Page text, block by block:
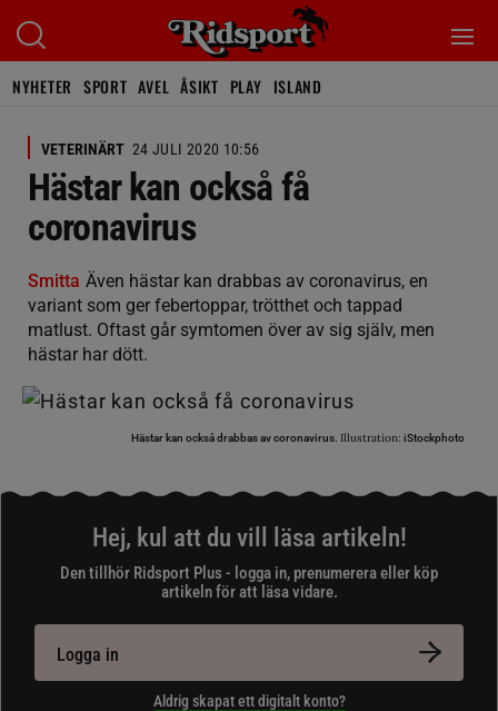
NYHETER SPORT AVEL ÅSIKT PLAY ISLAND
VETERINÄRT 24 JULI 2020 10:56
Hästar kan också få
coronavirus
Smitta Även hästar kan drabbas av coronavirus, en
variant som ger febertoppar, trötthet och tappad
matlust. Oftast går symtomen över av sig själv, men
hästar har dött.
Hästar kan också drabbas av coronavirus. Illustration: iStockphoto
Hej, kul att du vill läsa artikeln!
Den tillhör Ridsport Plus - logga in, prenumerera eller köp
artikeln för att läsa vidare.
Logga in
Aldrig skapat ett digitalt konto?